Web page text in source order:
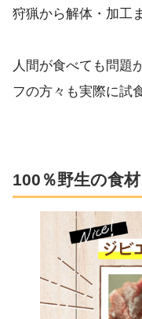
狩猟から解体・加工
人間が食べても問題
フの方々も実際に試
100％野生の食材